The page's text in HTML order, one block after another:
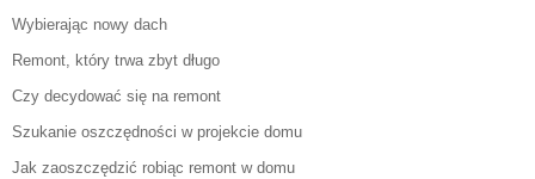
Wybierając nowy dach
Remont, który trwa zbyt długo
Czy decydować się na remont
Szukanie oszczędności w projekcie domu
Jak zaoszczędzić robiąc remont w domu